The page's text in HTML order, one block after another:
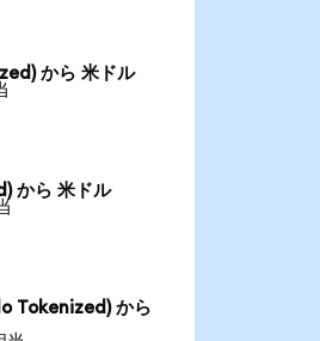
から 米ドル
から 米ドル
Tokenized) から